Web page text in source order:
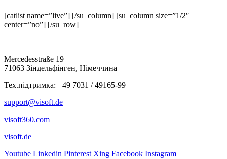
[catlist name=”live”] [/su_column] [su_column size=”1/2″
center=”no”] [/su_row]
Mercedesstraße 19
71063 Зіндельфінген, Німеччина
Тех.підтримка: +49 7031 / 49165-99
support@visoft.de
visoft360.com
visoft.de
Youtube Linkedin Pinterest Xing Facebook Instagram